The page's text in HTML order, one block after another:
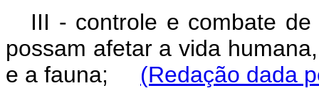
III - controle e combate
possam afetar a vida
e a fauna; (Redação dada